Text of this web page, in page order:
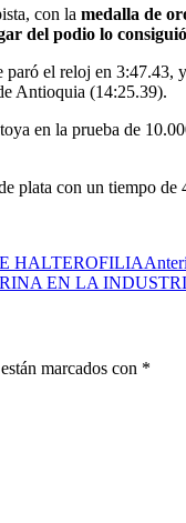
con la medalla de
del podio lo
paró el reloj en 3:47.43,
Antioquia (14:25.39).
en la prueba de
plata con un tiempo
HALTEROFILIA
EN LA
marcados con *